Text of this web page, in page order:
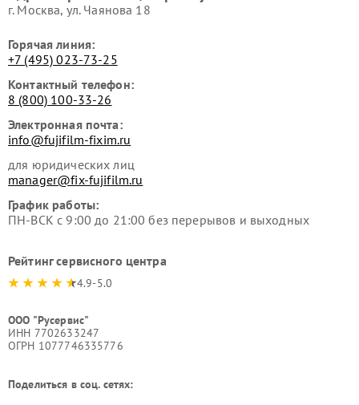
г. Москва, ул. Чаянова 18
Горячая линия:
+7 (495) 023-73-25
Контактный телефон:
8 (800) 100-33-26
Электронная почта:
info@fujifilm-fixim.ru
для юридических лиц
manager@fix-fujifilm.ru
График работы:
ПН-ВСК с 9:00 до 21:00 без перерывов и выходных
Рейтинг сервисного центра
4.9-5.0
ООО "Русервис"
ИНН 7702633247
ОГРН 1077746335776
Поделиться в соц. сетях: